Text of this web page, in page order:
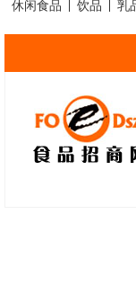
休闲食品 饮品 乳